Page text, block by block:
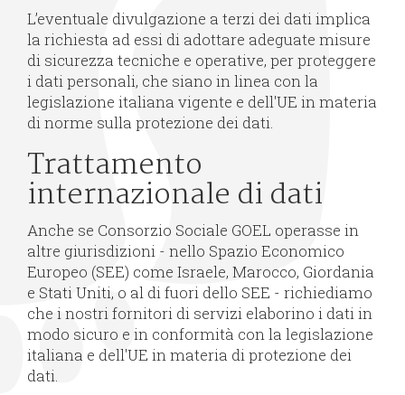
L’eventuale divulgazione a terzi dei dati implica
la richiesta ad essi di adottare adeguate misure
di sicurezza tecniche e operative, per proteggere
i dati personali, che siano in linea con la
legislazione italiana vigente e dell'UE in materia
di norme sulla protezione dei dati.
Trattamento
internazionale di dati
Anche se Consorzio Sociale GOEL operasse in
altre giurisdizioni - nello Spazio Economico
Europeo (SEE) come Israele, Marocco, Giordania
e Stati Uniti, o al di fuori dello SEE - richiediamo
che i nostri fornitori di servizi elaborino i dati in
modo sicuro e in conformità con la legislazione
italiana e dell'UE in materia di protezione dei
dati.